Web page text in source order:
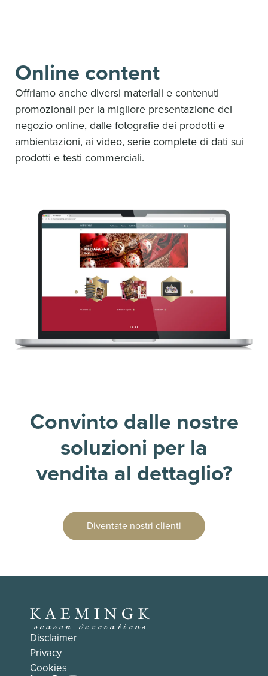
Online content
Offriamo anche diversi materiali e contenuti
promozionali per la migliore presentazione del
negozio online, dalle fotografie dei prodotti e
ambientazioni, ai video, serie complete di dati sui
prodotti e testi commerciali.
Convinto dalle nostre
soluzioni per la
vendita al dettaglio?
Diventate nostri clienti
Disclaimer
Privacy
Cookies